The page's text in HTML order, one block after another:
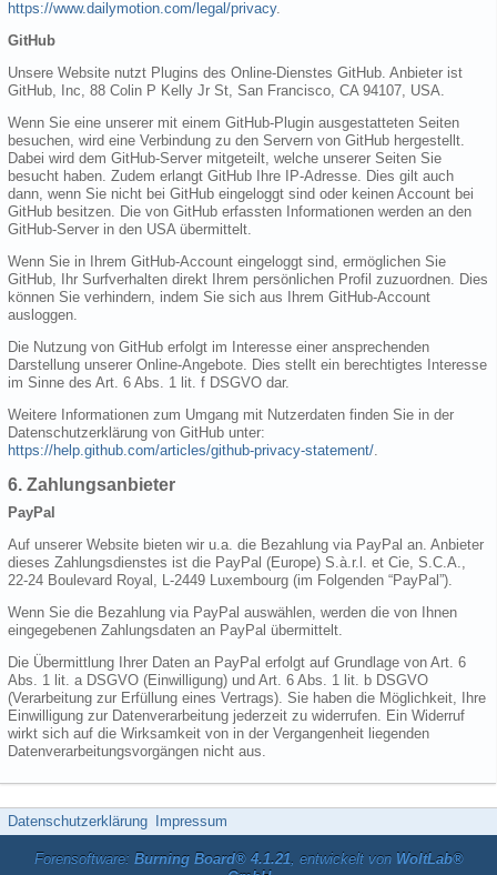
https://www.dailymotion.com/legal/privacy.
GitHub
Unsere Website nutzt Plugins des Online-Dienstes GitHub. Anbieter ist
GitHub, Inc, 88 Colin P Kelly Jr St, San Francisco, CA 94107, USA.
Wenn Sie eine unserer mit einem GitHub-Plugin ausgestatteten Seiten
besuchen, wird eine Verbindung zu den Servern von GitHub hergestellt.
Dabei wird dem GitHub-Server mitgeteilt, welche unserer Seiten Sie
besucht haben. Zudem erlangt GitHub Ihre IP-Adresse. Dies gilt auch
dann, wenn Sie nicht bei GitHub eingeloggt sind oder keinen Account bei
GitHub besitzen. Die von GitHub erfassten Informationen werden an den
GitHub-Server in den USA übermittelt.
Wenn Sie in Ihrem GitHub-Account eingeloggt sind, ermöglichen Sie
GitHub, Ihr Surfverhalten direkt Ihrem persönlichen Profil zuzuordnen. Dies
können Sie verhindern, indem Sie sich aus Ihrem GitHub-Account
ausloggen.
Die Nutzung von GitHub erfolgt im Interesse einer ansprechenden
Darstellung unserer Online-Angebote. Dies stellt ein berechtigtes Interesse
im Sinne des Art. 6 Abs. 1 lit. f DSGVO dar.
Weitere Informationen zum Umgang mit Nutzerdaten finden Sie in der
Datenschutzerklärung von GitHub unter:
https://help.github.com/articles/github-privacy-statement/
6. Zahlungsanbieter
PayPal
Auf unserer Website bieten wir u.a. die Bezahlung via PayPal an. Anbieter
dieses Zahlungsdienstes ist die PayPal (Europe) S.à.r.l. et Cie, S.C.A.,
22-24 Boulevard Royal, L-2449 Luxembourg (im Folgenden “PayPal”).
Wenn Sie die Bezahlung via PayPal auswählen, werden die von Ihnen
eingegebenen Zahlungsdaten an PayPal übermittelt.
Die Übermittlung Ihrer Daten an PayPal erfolgt auf Grundlage von Art. 6
Abs. 1 lit. a DSGVO (Einwilligung) und Art. 6 Abs. 1 lit. b DSGVO
(Verarbeitung zur Erfüllung eines Vertrags). Sie haben die Möglichkeit, Ihre
Einwilligung zur Datenverarbeitung jederzeit zu widerrufen. Ein Widerruf
wirkt sich auf die Wirksamkeit von in der Vergangenheit liegenden
Datenverarbeitungsvorgängen nicht aus.
Datenschutzerklärung Impressum
Forensoftware: Burning Board® 4.1.21, entwickelt von WoltLab®